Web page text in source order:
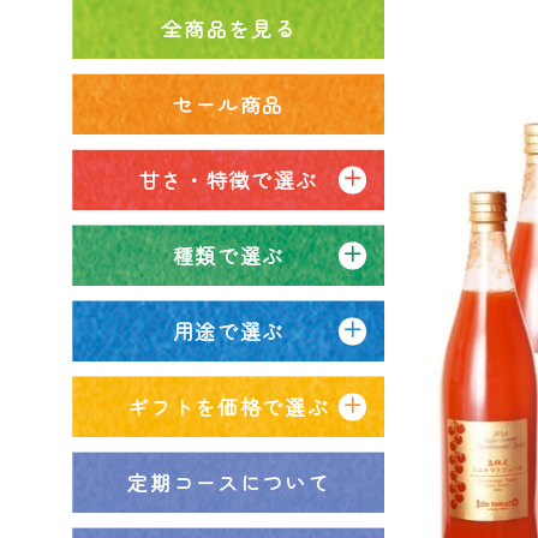
全商品を見る
セール商品
甘さ・特徴で選ぶ
種類で選ぶ
用途で選ぶ
ギフトを価格で選ぶ
定期コースについて